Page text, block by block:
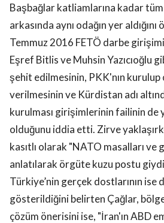
Başbağlar katliamlarına kadar tüm
arkasında aynı odağın yer
Temmuz 2016 FETÖ darbe
Eşref Bitlis ve Muhsin Yazıcıoğlu
şehit edilmesinin, PKK'nın kurulup
verilmesinin ve Kürdistan adı
kurulması girişimlerinin failinin de
olduğunu iddia etti. Zirve
kasıtlı olarak "NATO masalları ve
anlatılarak örgüte kuzu postu
Türkiye’nin gerçek dostlarının ise
gösterildiğini belirten Çağlar,
çözüm önerisini ise, "İran'ın ABD